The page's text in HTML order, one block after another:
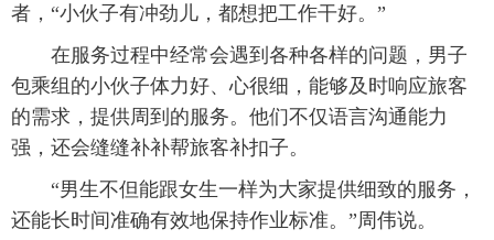
者，“小伙子有冲劲儿，都想把工作干好。”
在服务过程中经常会遇到各种各样的问题，男子
包乘组的小伙子体力好、心很细，能够及时响应旅客
的需求，提供周到的服务。他们不仅语言沟通能力
强，还会缝缝补补帮旅客补扣子。
“男生不但能跟女生一样为大家提供细致的服务，
还能长时间准确有效地保持作业标准。”周伟说。